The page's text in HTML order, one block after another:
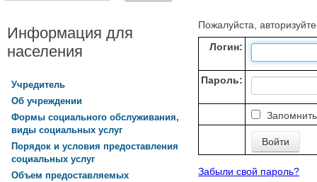
Пожалуйста,
Логин:
Пароль:
Забыли свой пароль?
Информация для
населения
Учредитель
Об учреждении
Формы социального обслуживания,
виды социальных услуг
Порядок и условия предоставления
социальных услуг
Объем предоставляемых